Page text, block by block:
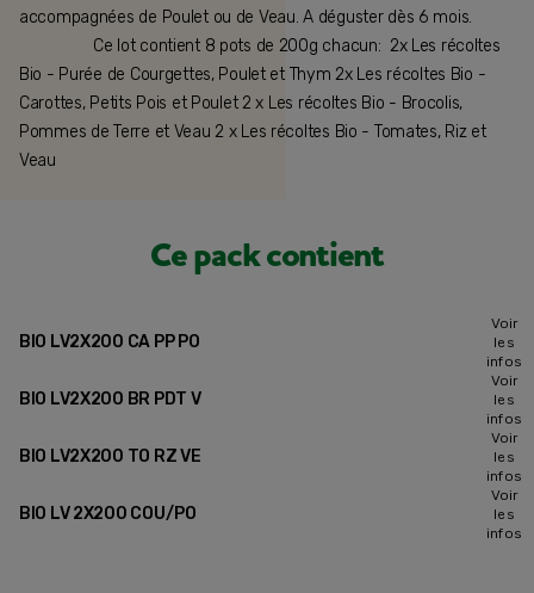
accompagnées de Poulet ou de Veau. A déguster dès 6 mois.
⠀⠀⠀⠀⠀⠀ Ce lot contient 8 pots de 200g chacun: 2x Les récoltes
Bio - Purée de Courgettes, Poulet et Thym 2x Les récoltes Bio -
Carottes, Petits Pois et Poulet 2 x Les récoltes Bio - Brocolis,
Pommes de Terre et Veau 2 x Les récoltes Bio - Tomates, Riz et
Veau
Ce pack contient
BIO LV2X200 CA PP PO
Voir
les
infos
BIO LV2X200 BR PDT V
Voir
les
infos
BIO LV2X200 TO RZ VE
Voir
les
infos
BIO LV 2X200 COU/PO
Voir
les
infos